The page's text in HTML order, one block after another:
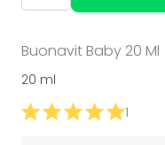
Buonavit Baby 20 Ml
20 ml
1